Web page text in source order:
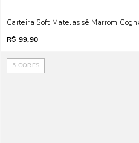
Carteira Soft Matelassê Marrom
R$ 99,90
5 CORES